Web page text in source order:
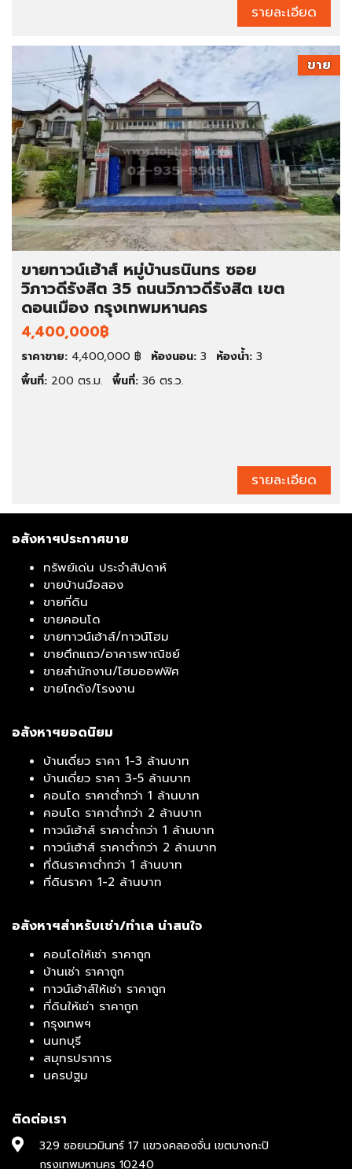
รายละเอียด
ขาย
ขายทาวน์เฮ้าส์ หมู่บ้านธนินทร ซอย
วิภาวดีรังสิต 35 ถนนวิภาวดีรังสิต เขต
ดอนเมือง กรุงเทพมหานคร
4,400,000฿
ราคาขาย: 4,400,000 ฿ ห้องนอน: 3 ห้องน้ำ: 3
พื้นที่: 200 ตร.ม. พื้นที่: 36 ตร.ว.
รายละเอียด
อสังหาฯประกาศขาย
ทรัพย์เด่น ประจำสัปดาห์
ขายบ้านมือสอง
ขายที่ดิน
ขายคอนโด
ขายทาวน์เฮ้าส์/ทาวน์โฮม
ขายตึกแถว/อาคารพาณิชย์
ขายสำนักงาน/โฮมออฟฟิศ
ขายโกดัง/โรงงาน
อสังหาฯยอดนิยม
บ้านเดี่ยว ราคา 1-3 ล้านบาท
บ้านเดี่ยว ราคา 3-5 ล้านบาท
คอนโด ราคาต่ำกว่า 1 ล้านบาท
คอนโด ราคาต่ำกว่า 2 ล้านบาท
ทาวน์เฮ้าส์ ราคาต่ำกว่า 1 ล้านบาท
ทาวน์เฮ้าส์ ราคาต่ำกว่า 2 ล้านบาท
ที่ดินราคาต่ำกว่า 1 ล้านบาท
ที่ดินราคา 1-2 ล้านบาท
อสังหาฯสำหรับเช่า/ทำเล น่าสนใจ
คอนโดให้เช่า ราคาถูก
บ้านเช่า ราคาถูก
ทาวน์เฮ้าส์ให้เช่า ราคาถูก
ที่ดินให้เช่า ราคาถูก
กรุงเทพฯ
นนทบุรี
สมุทรปราการ
นครปฐม
ติดต่อเรา
329 ซอยนวมินทร์ 17 แขวงคลองจั่น เขตบางกะปิ
กรุงเทพมหานคร 10240